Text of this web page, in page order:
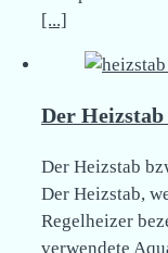
[...]
Der Heizstab
Der Heizstab
Der Heizstab,
Regelheizer
verwendete